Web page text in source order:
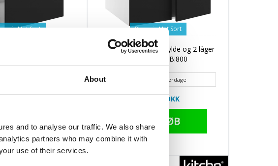
About
and to analyse our traffic. We also share
partners who may combine it with
use of their services.
Mat Sort Phoenix Mat Sort
Kitchn Hyldeskab 1 hylde og 2 låger
H:704 D:580 B:800
Lev ca. 2 - 4 hverdage
2.330,90 DKK